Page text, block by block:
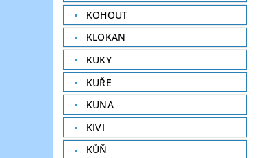
KOHOUT
KLOKAN
KUKY
KUŘE
KUNA
KIVI
KŮŇ